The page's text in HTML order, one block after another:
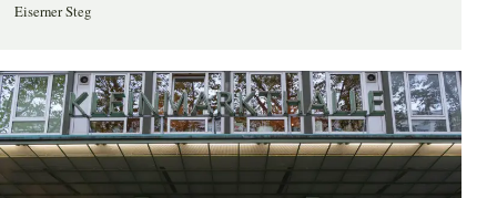
Eiserner Steg